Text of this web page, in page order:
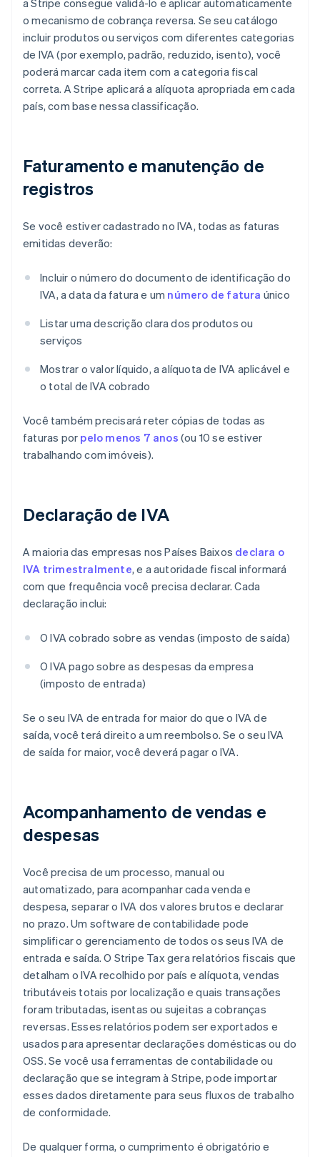
a Stripe consegue validá-lo e aplicar automaticamente
o mecanismo de cobrança reversa. Se seu catálogo
incluir produtos ou serviços com diferentes categorias
de IVA (por exemplo, padrão, reduzido, isento), você
poderá marcar cada item com a categoria fiscal
correta. A Stripe aplicará a alíquota apropriada em cada
país, com base nessa classificação.
Faturamento e manutenção de
registros
Se você estiver cadastrado no IVA, todas as faturas
emitidas deverão:
Incluir o número do documento de identificação do
IVA, a data da fatura e um número de fatura único
Listar uma descrição clara dos produtos ou
serviços
Mostrar o valor líquido, a alíquota de IVA aplicável e
o total de IVA cobrado
Você também precisará reter cópias de todas as
faturas por pelo menos 7 anos (ou 10 se estiver
trabalhando com imóveis).
Declaração de IVA
A maioria das empresas nos Países Baixos declara o
IVA trimestralmente, e a autoridade fiscal informará
com que frequência você precisa declarar. Cada
declaração inclui:
O IVA cobrado sobre as vendas (imposto de saída)
O IVA pago sobre as despesas da empresa
(imposto de entrada)
Se o seu IVA de entrada for maior do que o IVA de
saída, você terá direito a um reembolso. Se o seu IVA
de saída for maior, você deverá pagar o IVA.
Acompanhamento de vendas e
despesas
Você precisa de um processo, manual ou
automatizado, para acompanhar cada venda e
despesa, separar o IVA dos valores brutos e declarar
no prazo. Um software de contabilidade pode
simplificar o gerenciamento de todos os seus IVA de
entrada e saída. O Stripe Tax gera relatórios fiscais que
detalham o IVA recolhido por país e alíquota, vendas
tributáveis totais por localização e quais transações
foram tributadas, isentas ou sujeitas a cobranças
reversas. Esses relatórios podem ser exportados e
usados para apresentar declarações domésticas ou do
OSS. Se você usa ferramentas de contabilidade ou
declaração que se integram à Stripe, pode importar
esses dados diretamente para seus fluxos de trabalho
de conformidade.
De qualquer forma, o cumprimento é obrigatório e